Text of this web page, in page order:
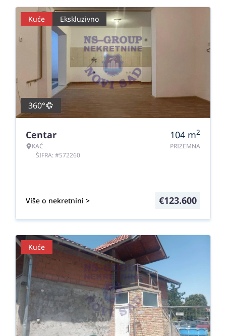
Kuće Ekskluzivno
360°
Centar
KAĆ
ŠIFRA: #572260
104 m2
PRIZEMNA
Više o nekretnini > €123.600
Kuće